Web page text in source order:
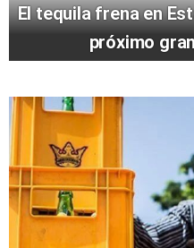
El tequila frena en
próximo